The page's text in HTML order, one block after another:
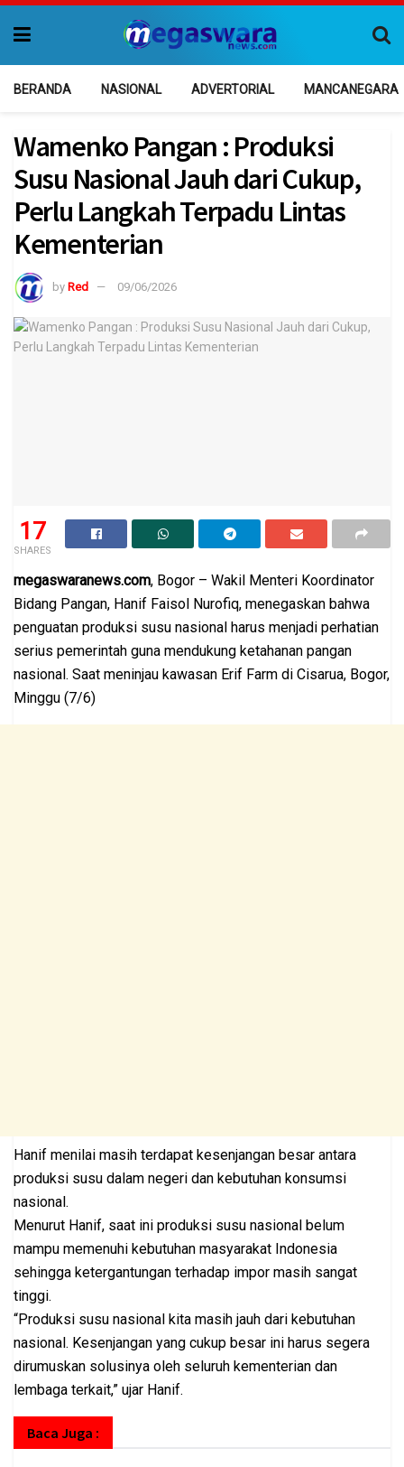
BERANDA NASIONAL ADVERTORIAL MANCANEGARA
Wamenko Pangan : Produksi
Susu Nasional Jauh dari Cukup,
Perlu Langkah Terpadu Lintas
Kementerian
by Red 09/06/2026
17
SHARES
megaswaranews.com, Bogor – Wakil Menteri Koordinator
Bidang Pangan, Hanif Faisol Nurofiq, menegaskan bahwa
penguatan produksi susu nasional harus menjadi perhatian
serius pemerintah guna mendukung ketahanan pangan
nasional. Saat meninjau kawasan Erif Farm di Cisarua, Bogor,
Minggu (7/6)
Hanif menilai masih terdapat kesenjangan besar antara
produksi susu dalam negeri dan kebutuhan konsumsi
nasional.
Menurut Hanif, saat ini produksi susu nasional belum
mampu memenuhi kebutuhan masyarakat Indonesia
sehingga ketergantungan terhadap impor masih sangat
tinggi.
“Produksi susu nasional kita masih jauh dari kebutuhan
nasional. Kesenjangan yang cukup besar ini harus segera
dirumuskan solusinya oleh seluruh kementerian dan
lembaga terkait,” ujar Hanif.
Baca Juga :